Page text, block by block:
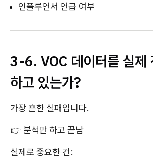
인플루언서 언급 여부
3-6. VOC 데이터를 실제
하고 있는가?
가장 흔한 실패입니다.
👉 분석만 하고 끝남
실제로 중요한 건: